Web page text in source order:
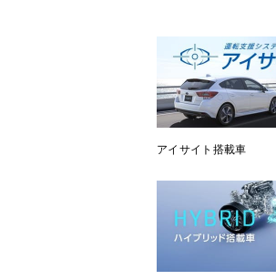
アイサイト搭載車